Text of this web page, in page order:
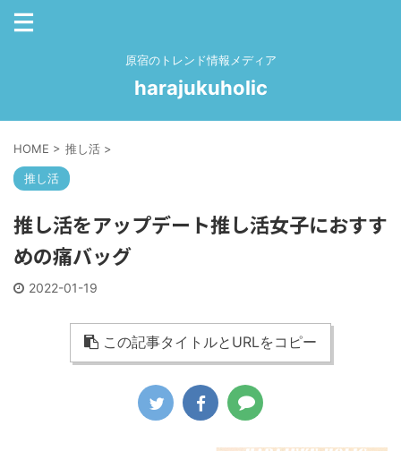
原宿のトレンド情報メディア
harajukuholic
HOME > 推し活 >
推し活
推し活をアップデート推し活女子におすす
めの痛バッグ
2022-01-19
この記事タイトルとURLをコピー